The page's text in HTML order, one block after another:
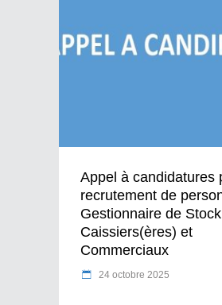
Appel à candidatures
recrutement de
Gestionnaire de
Caissiers(ères) et
Commerciaux
24 octobre 2025